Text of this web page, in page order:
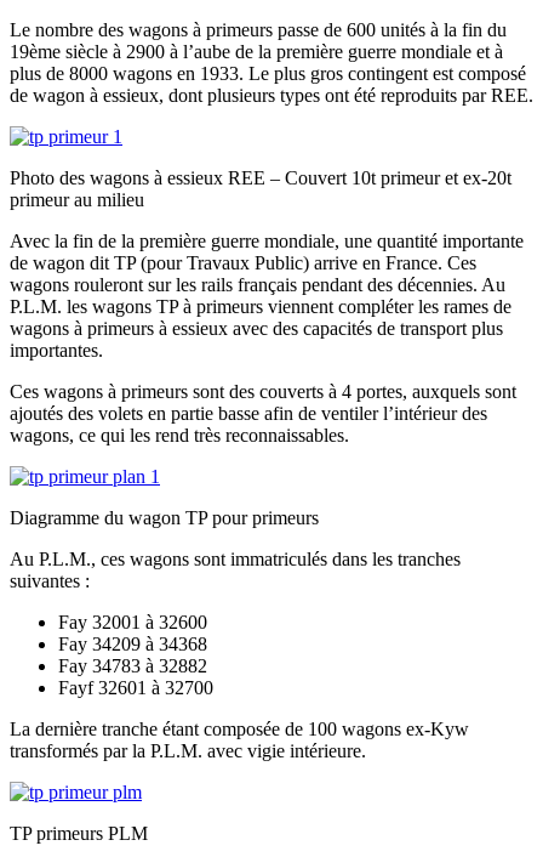
Le nombre des wagons à primeurs passe de 600 unités à la fin du
19ème siècle à 2900 à l’aube de la première guerre mondiale et à
plus de 8000 wagons en 1933. Le plus gros contingent est composé
de wagon à essieux, dont plusieurs types ont été reproduits par REE.
Photo des wagons à essieux REE – Couvert 10t primeur et ex-20t
primeur au milieu
Avec la fin de la première guerre mondiale, une quantité importante
de wagon dit TP (pour Travaux Public) arrive en France. Ces
wagons rouleront sur les rails français pendant des décennies. Au
P.L.M. les wagons TP à primeurs viennent compléter les rames de
wagons à primeurs à essieux avec des capacités de transport plus
importantes.
Ces wagons à primeurs sont des couverts à 4 portes, auxquels sont
ajoutés des volets en partie basse afin de ventiler l’intérieur des
wagons, ce qui les rend très reconnaissables.
Diagramme du wagon TP pour primeurs
Au P.L.M., ces wagons sont immatriculés dans les tranches
suivantes :
Fay 32001 à 32600
Fay 34209 à 34368
Fay 34783 à 32882
Fayf 32601 à 32700
La dernière tranche étant composée de 100 wagons ex-Kyw
transformés par la P.L.M. avec vigie intérieure.
TP primeurs PLM